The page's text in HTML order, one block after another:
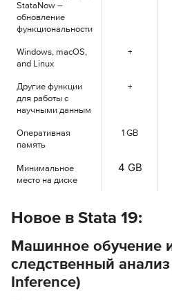
StataNow –
обновление
функциональности
Windows, macOS,
and Linux
+
Другие функции
для работы с
научными данным
+
Оперативная
память
1 GB
Минимальное
место на диске
4 GB
Новое в Stata 19:
Машинное обучение
следственный
Inference)